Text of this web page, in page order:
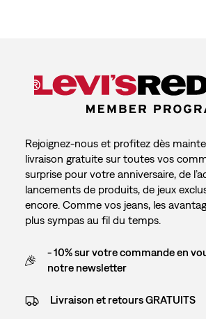
Rejoignez-nous et profitez dès
livraison gratuite sur toutes vos
surprise pour votre anniversaire, de
lancements de produits, de jeux
encore. Comme vos jeans, les
plus sympas au fil du temps.
- 10% sur votre commande en
notre newsletter
Livraison et retours GRATUITS